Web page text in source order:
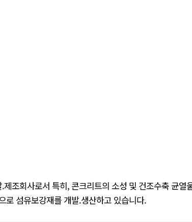
조회사로서 특히, 콘크리트의 소성 및 건조수축 균
로 섬유보강재를 개발.생산하고 있습니다.